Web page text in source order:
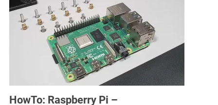
HowTo: Raspberry Pi –